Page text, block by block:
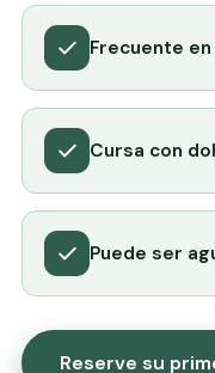
Frecuente
Cursa con
Puede ser
Reserve su